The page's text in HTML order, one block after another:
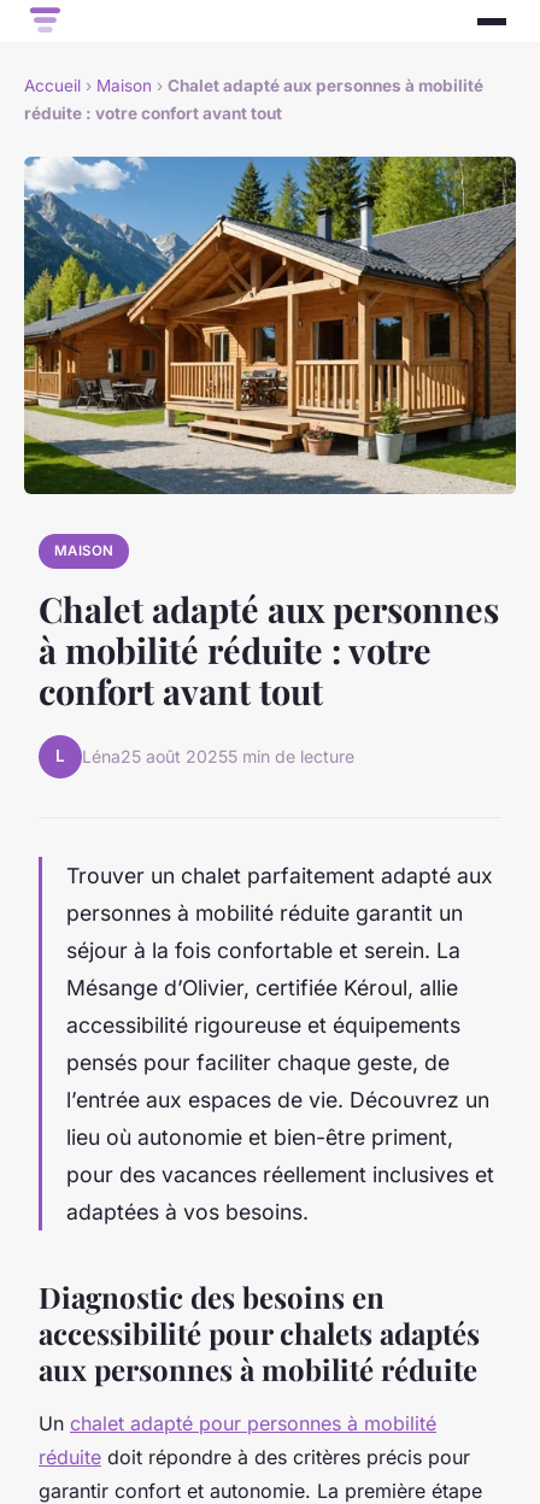
Accueil › Maison › Chalet adapté aux personnes à mobilité
réduite : votre confort avant tout
MAISON
Chalet adapté aux personnes
à mobilité réduite : votre
confort avant tout
L Léna25 août 20255 min de lecture
Trouver un chalet parfaitement adapté aux
personnes à mobilité réduite garantit un
séjour à la fois confortable et serein. La
Mésange d’Olivier, certifiée Kéroul, allie
accessibilité rigoureuse et équipements
pensés pour faciliter chaque geste, de
l’entrée aux espaces de vie. Découvrez un
lieu où autonomie et bien-être priment,
pour des vacances réellement inclusives et
adaptées à vos besoins.
Diagnostic des besoins en
accessibilité pour chalets adaptés
aux personnes à mobilité réduite
Un chalet adapté pour personnes à mobilité
réduite doit répondre à des critères précis pour
garantir confort et autonomie. La première étape